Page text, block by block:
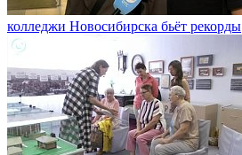
колледжи Новосибирска бьёт рекорды